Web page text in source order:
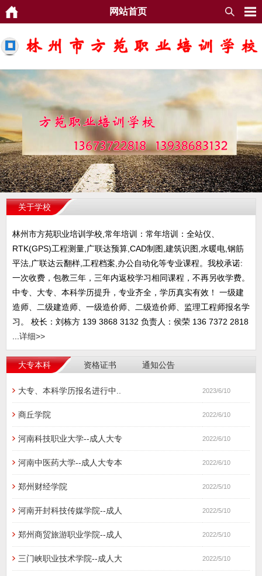
网站首页
关于学校
林州市方苑职业培训学校,常年培训：常年培训：全站仪、
RTK(GPS)工程测量,广联达预算,CAD制图,建筑识图,水暖电,钢筋
平法,广联达云翻样,工程档案,办公自动化等专业课程。我校承诺:
一次收费，包教三年，三年内返校学习相同课程，不再另收学费。
中专、大专、本科学历提升，专业齐全，学历真实有效！ 一级建
造师、二级建造师、一级造价师、二级造价师、监理工程师报名学
习。 校长：刘栋方 139 3868 3132 负责人：侯荣 136 7372 2818
...详细>>
大专本科 资格证书 通知公告
大专、本科学历报名进行中.. 2023/6/10
商丘学院 2022/6/10
河南科技职业大学--成人大专 2022/6/10
河南中医药大学--成人大专本 2022/6/10
郑州财经学院 2022/5/10
河南开封科技传媒学院--成人 2022/5/10
郑州商贸旅游职业学院--成人 2022/5/10
三门峡职业技术学院--成人大 2022/5/10